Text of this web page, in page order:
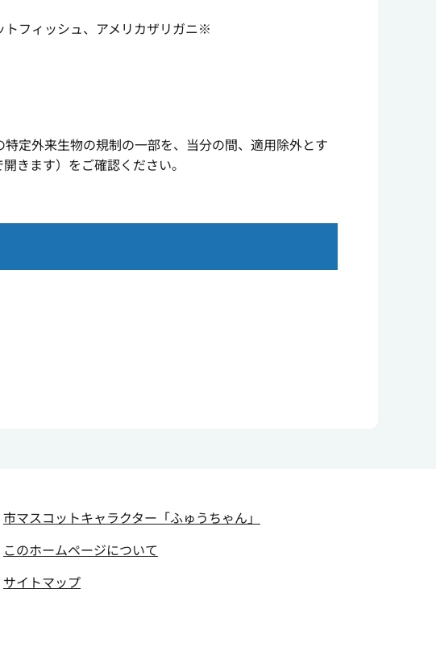
トフィッシュ、アメリカザリガニ※
定外来生物の規制の一部を、当分の間、適用除外とす
きます）をご確認ください。
市マスコットキャラクター 「ふゅうちゃん」
このホームページについて
サイトマップ